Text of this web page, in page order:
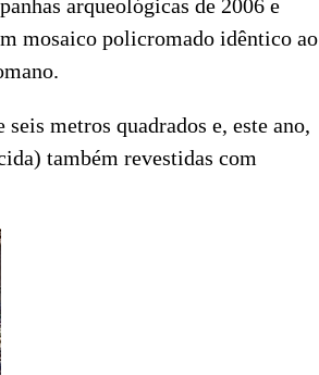
arqueológicas de 2006 e
mosaico policromado idêntico ao
metros quadrados e, este ano,
também revestidas com